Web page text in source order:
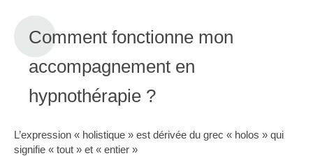
Comment fonctionne mon
accompagnement en
hypnothérapie ?
L’expression « holistique » est dérivée du grec « holos » qui
signifie « tout » et « entier »